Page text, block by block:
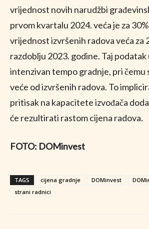
vrijednost novih narudžbi
prvom kvartalu 2024. veća je za
vrijednost izvršenih radova veća za
razdoblju 2023. godine. Taj podatak
intenzivan tempo gradnje, pri čemu
veće od izvršenih radova. To
pritisak na kapacitete izvođača
će rezultirati rastom cijena radova.
FOTO: DOMinvest
TAGS cijena gradnje DOMinvest
strani radnici